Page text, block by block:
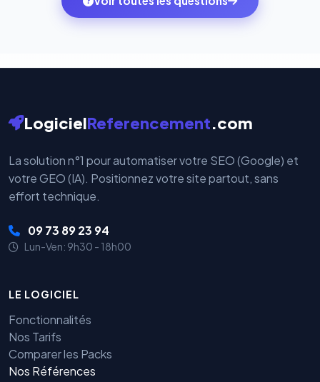
votre historique.
par nos serveurs — elles sont gérées directement et
LogicielReferencement.com
La solution n°1 pour automatiser votre SEO (Google) et
votre GEO (IA). Positionnez votre site partout, sans
effort technique.
09 73 89 23 94
Lun-Ven: 9h30 - 18h00
LE LOGICIEL
Fonctionnalités
Nos Tarifs
Comparer les Packs
Nos Références